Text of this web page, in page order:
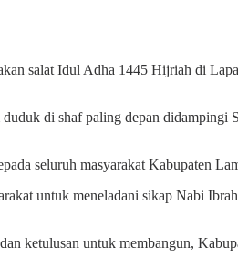
salat Idul Adha 1445 Hijriah di
di shaf paling depan didampingi
seluruh masyarakat Kabupaten
untuk meneladani sikap Nabi
ketulusan untuk membangun,